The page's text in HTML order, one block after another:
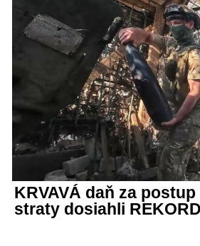
KRVAVÁ daň za
straty dosiahli